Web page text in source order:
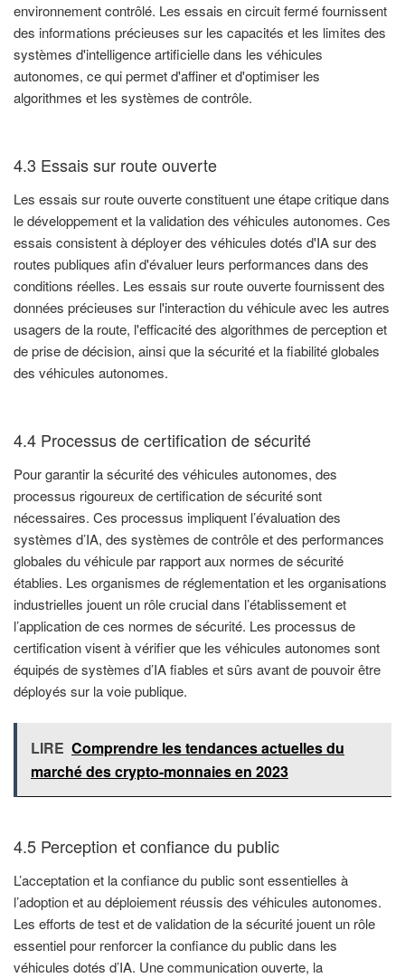
environnement contrôlé. Les essais en circuit fermé fournissent
des informations précieuses sur les capacités et les limites des
systèmes d'intelligence artificielle dans les véhicules
autonomes, ce qui permet d'affiner et d'optimiser les
algorithmes et les systèmes de contrôle.
4.3 Essais sur route ouverte
Les essais sur route ouverte constituent une étape critique dans
le développement et la validation des véhicules autonomes. Ces
essais consistent à déployer des véhicules dotés d'IA sur des
routes publiques afin d'évaluer leurs performances dans des
conditions réelles. Les essais sur route ouverte fournissent des
données précieuses sur l'interaction du véhicule avec les autres
usagers de la route, l'efficacité des algorithmes de perception et
de prise de décision, ainsi que la sécurité et la fiabilité globales
des véhicules autonomes.
4.4 Processus de certification de sécurité
Pour garantir la sécurité des véhicules autonomes, des
processus rigoureux de certification de sécurité sont
nécessaires. Ces processus impliquent l’évaluation des
systèmes d’IA, des systèmes de contrôle et des performances
globales du véhicule par rapport aux normes de sécurité
établies. Les organismes de réglementation et les organisations
industrielles jouent un rôle crucial dans l’établissement et
l’application de ces normes de sécurité. Les processus de
certification visent à vérifier que les véhicules autonomes sont
équipés de systèmes d’IA fiables et sûrs avant de pouvoir être
déployés sur la voie publique.
LIRE Comprendre les tendances actuelles du
marché des crypto-monnaies en 2023
4.5 Perception et confiance du public
L’acceptation et la confiance du public sont essentielles à
l’adoption et au déploiement réussis des véhicules autonomes.
Les efforts de test et de validation de la sécurité jouent un rôle
essentiel pour renforcer la confiance du public dans les
véhicules dotés d’IA. Une communication ouverte, la